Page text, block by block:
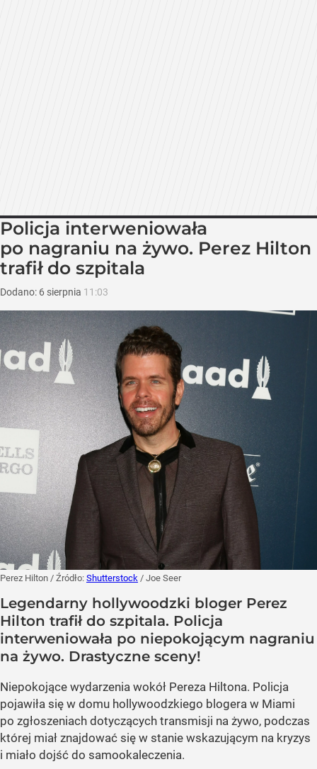
Policja interweniowała
po nagraniu na żywo. Perez Hilton
trafił do szpitala
Dodano: 6 sierpnia 11:03
Perez Hilton / Źródło: Shutterstock / Joe Seer
Legendarny hollywoodzki bloger Perez
Hilton trafił do szpitala. Policja
interweniowała po niepokojącym nagraniu
na żywo. Drastyczne sceny!
Niepokojące wydarzenia wokół Pereza Hiltona. Policja
pojawiła się w domu hollywoodzkiego blogera w Miami
po zgłoszeniach dotyczących transmisji na żywo, podczas
której miał znajdować się w stanie wskazującym na kryzys
i miało dojść do samookaleczenia.